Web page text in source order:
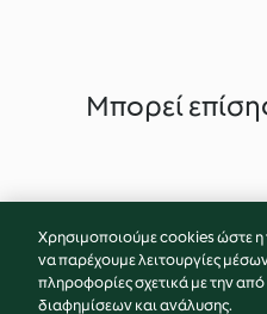
Μπορεί
Χρησιμοποιούμε cookies ώστε η
να παρέχουμε λειτουργίες
πληροφορίες σχετικά με την
διαφημίσεων και ανάλυσης.